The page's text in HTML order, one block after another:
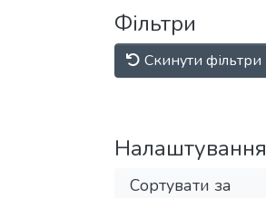
Фільтри
Скинути фільтри
Налаштування
Сортувати за